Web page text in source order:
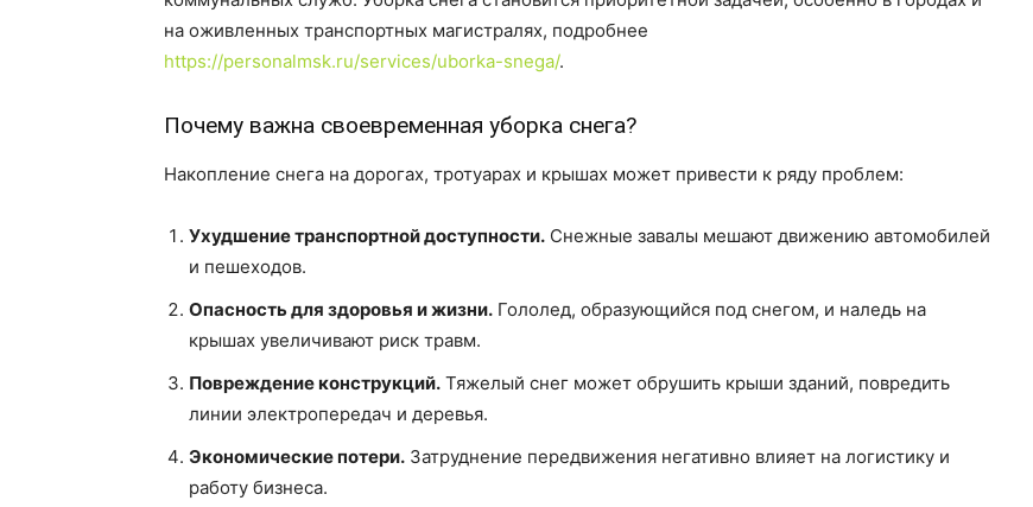
на оживленных транспортных магистралях, подробнее
https://personalmsk.ru/services/uborka-snega/.
Почему важна своевременная уборка снега?
Накопление снега на дорогах, тротуарах и крышах может привести к ряду проблем:
Ухудшение транспортной доступности. Снежные завалы мешают движению автомобилей
и пешеходов.
Опасность для здоровья и жизни. Гололед, образующийся под снегом, и наледь на
крышах увеличивают риск травм.
Повреждение конструкций. Тяжелый снег может обрушить крыши зданий, повредить
линии электропередач и деревья.
Экономические потери. Затруднение передвижения негативно влияет на логистику и
работу бизнеса.